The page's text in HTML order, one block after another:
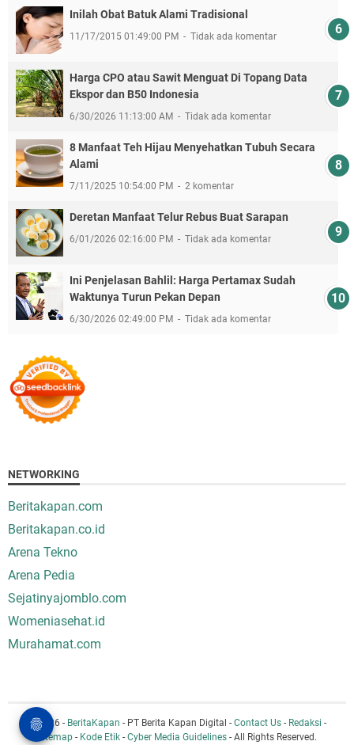
Inilah Obat Batuk Alami Tradisional
11/17/2015 01:49:00 PM Tidak ada komentar
Harga CPO atau Sawit Menguat Di Topang Data
Ekspor dan B50 Indonesia
6/30/2026 11:13:00 AM Tidak ada komentar
8 Manfaat Teh Hijau Menyehatkan Tubuh Secara
Alami
7/11/2025 10:54:00 PM 2 komentar
Deretan Manfaat Telur Rebus Buat Sarapan
6/01/2026 02:16:00 PM Tidak ada komentar
Ini Penjelasan Bahlil: Harga Pertamax Sudah
Waktunya Turun Pekan Depan
6/30/2026 02:49:00 PM Tidak ada komentar
NETWORKING
Beritakapan.com
Beritakapan.co.id
Arena Tekno
Arena Pedia
Sejatinyajomblo.com
Womeniasehat.id
Murahamat.com
© 2026 - BeritaKapan - PT Berita Kapan Digital - Contact Us- Redaksi -
Sitemap - Kode Etik - Cyber Media Guidelines - All Rights Reserved.